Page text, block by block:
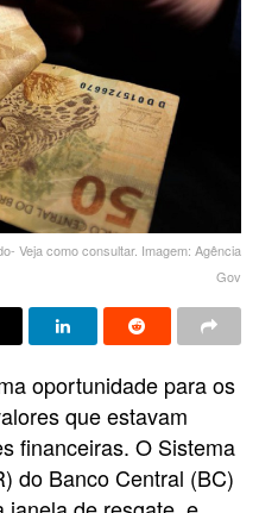
Veja como consultar. Imagem: Agência
Gov
oportunidade para os
que estavam
financeiras. O Sistema
do Banco Central (BC)